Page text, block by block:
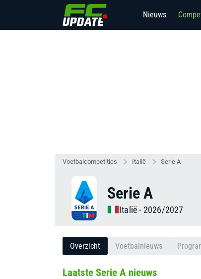
Nieuws
Voetbalcompetities Italië Serie A
Serie A
Italië- 2026/2027
Overzicht Voetbalnieuws
Laatste Serie A nieuws